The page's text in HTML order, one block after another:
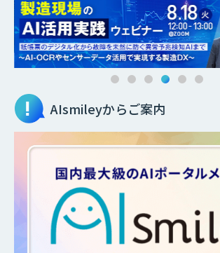
AIsmileyからご案内